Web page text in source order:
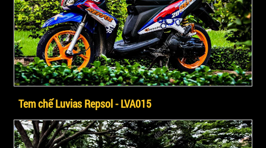
Tem chế Luvias Repsol - LVA015